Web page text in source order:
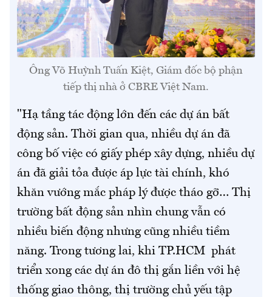
Ông Võ Huỳnh Tuấn Kiệt, Giám đốc bộ phận
tiếp thị nhà ở CBRE Việt Nam.
"Hạ tầng tác động lớn đến các dự án bất
động sản. Thời gian qua, nhiều dự án đã
công bố việc có giấy phép xây dựng, nhiều dự
án đã giải tỏa được áp lực tài chính, khó
khăn vướng mắc pháp lý được tháo gỡ… Thị
trường bất động sản nhìn chung vẫn có
nhiều biến động nhưng cũng nhiều tiềm
năng. Trong tương lai, khi TP.HCM phát
triển xong các dự án đô thị gắn liền với hệ
thống giao thông, thị trường chủ yếu tập